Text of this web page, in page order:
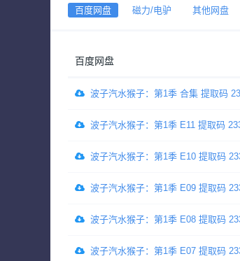
百度网盘 磁力/电驴 其他网盘
百度网盘
波子汽水猴子：第1季 合集 提取码
波子汽水猴子：第1季 E11 提取码
波子汽水猴子：第1季 E10 提取码
波子汽水猴子：第1季 E09 提取码
波子汽水猴子：第1季 E08 提取码
波子汽水猴子：第1季 E07 提取码